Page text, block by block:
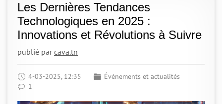
Les Dernières Tendances
Technologiques en 2025 :
Innovations et Révolutions à Suivre
publié parcava.tn
4-03-2025, 12:35
Événements et actualités
1